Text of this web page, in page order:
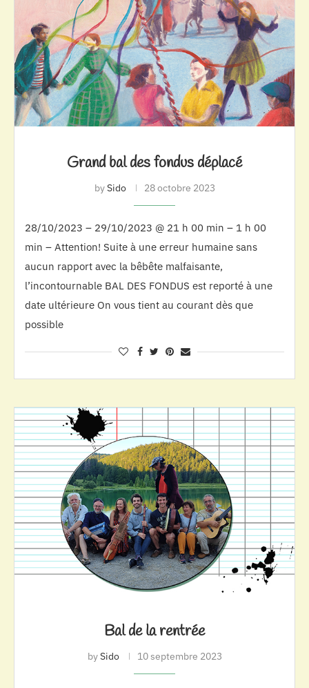
Grand bal des fondus déplacé
bySido 28 octobre 2023
28/10/2023 – 29/10/2023 @ 21 h 00 min – 1 h 00
min – Attention! Suite à une erreur humaine sans
aucun rapport avec la bêbête malfaisante,
l’incontournable BAL DES FONDUS est reporté à une
date ultérieure On vous tient au courant dès que
possible
Bal de la rentrée
bySido 10 septembre 2023